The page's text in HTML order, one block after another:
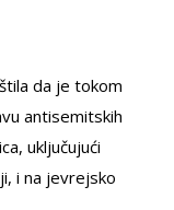
da je tokom
antisemitskih
uključujući
i na jevrejsko